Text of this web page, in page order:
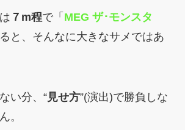
７m程で「 MEG ザ･モンスタ
と、そんなに大きなサメではあ
い分、“見せ方”(演出)で勝負しな
。